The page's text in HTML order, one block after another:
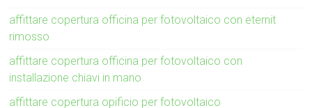
affittare copertura officina per fotovoltaico con eternit
rimosso
affittare copertura officina per fotovoltaico con
installazione chiavi in mano
affittare copertura opificio per fotovoltaico